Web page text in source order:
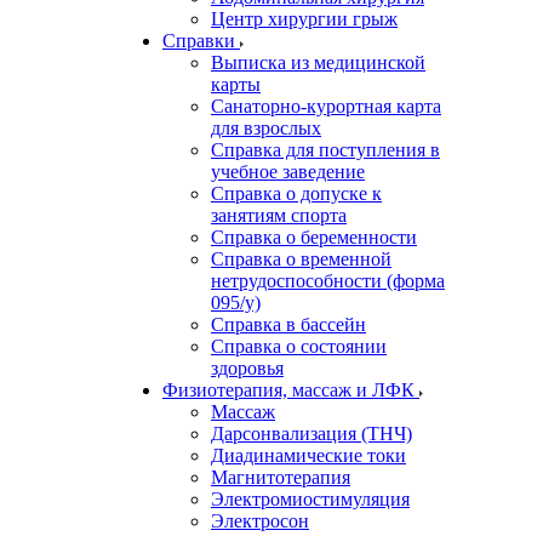
Центр хирургии грыж
Справки
Выписка из медицинской
карты
Санаторно-курортная карта
для взрослых
Справка для поступления в
учебное заведение
Справка о допуске к
занятиям спорта
Справка о беременности
Справка о временной
нетрудоспособности (форма
095/у)
Справка в бассейн
Справка о состоянии
здоровья
Физиотерапия, массаж и ЛФК
Массаж
Дарсонвализация (ТНЧ)
Диадинамические токи
Магнитотерапия
Электромиостимуляция
Электросон